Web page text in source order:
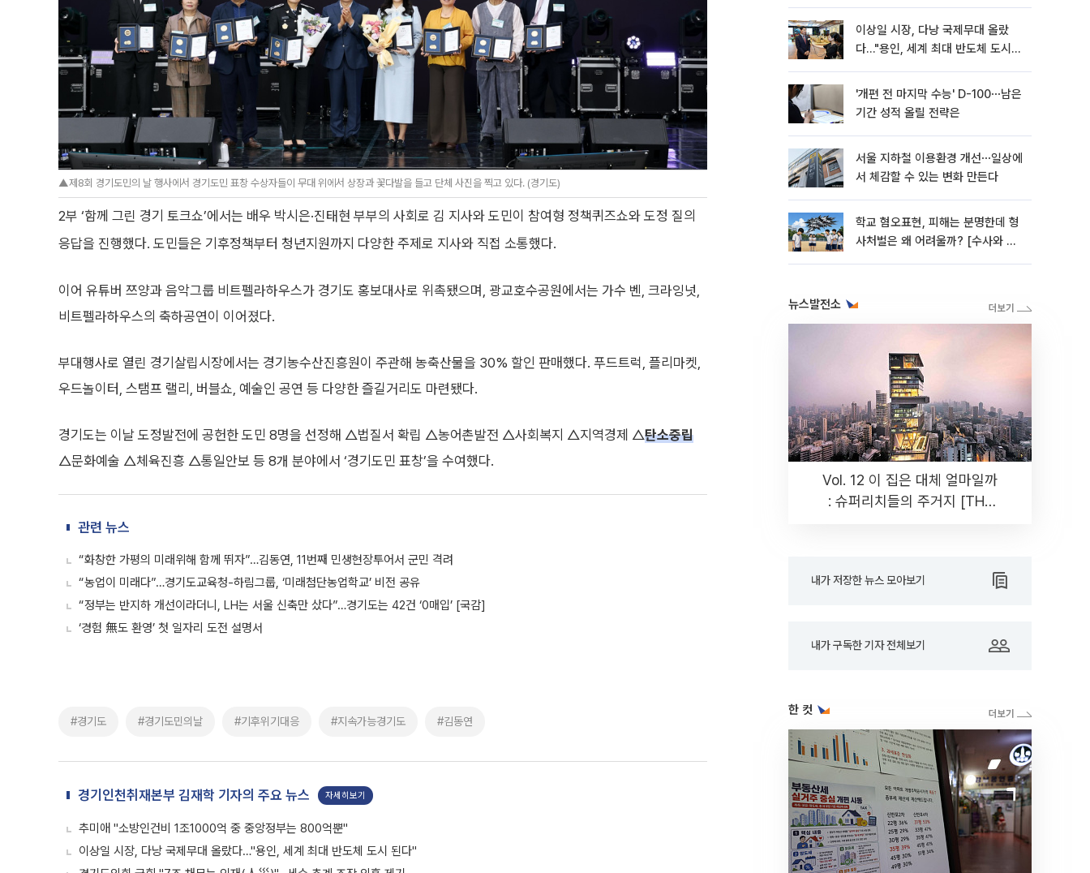
▲제8회 경기도민의 날 행사에서 경기도민 표창 수상자들이 무대 위에서 상장과 꽃다발을 들고 단체 사진을 찍고 있다. (경기도)
2부 ‘함께 그린 경기 토크쇼’에서는 배우 박시은·진태현 부부의 사회로 김 지사와 도민이 참여형 정책퀴즈쇼와 도정 질의
응답을 진행했다. 도민들은 기후정책부터 청년지원까지 다양한 주제로 지사와 직접 소통했다.
이어 유튜버 쯔양과 음악그룹 비트펠라하우스가 경기도 홍보대사로 위촉됐으며, 광교호수공원에서는 가수 벤, 크라잉넛,
비트펠라하우스의 축하공연이 이어졌다.
부대행사로 열린 경기살립시장에서는 경기농수산진흥원이 주관해 농축산물을 30% 할인 판매했다. 푸드트럭, 플리마켓,
우드놀이터, 스탬프 랠리, 버블쇼, 예술인 공연 등 다양한 즐길거리도 마련됐다.
경기도는 이날 도정발전에 공헌한 도민 8명을 선정해 △법질서 확립 △농어촌발전 △사회복지 △지역경제 △탄소중립
△문화예술 △체육진흥 △통일안보 등 8개 분야에서 ‘경기도민 표창’을 수여했다.
관련 뉴스
“화창한 가평의 미래위해 함께 뛰자”…김동연, 11번째 민생현장투어서 군민 격려
“농업이 미래다”…경기도교육청-하림그룹, ‘미래첨단농업학교’ 비전 공유
“정부는 반지하 개선이라더니, LH는 서울 신축만 샀다”…경기도는 42건 ‘0매입’ [국감]
‘경험 無도 환영’ 첫 일자리 도전 설명서
#경기도 #경기도민의날 #기후위기대응 #지속가능경기도 #김동연
경기인천취재본부 김재학 기자의 주요 뉴스 자세히보기
추미애 "소방인건비 1조1000억 중 중앙정부는 800억뿐"
이상일 시장, 다낭 국제무대 올랐다…"용인, 세계 최대 반도체 도시 된다"
이상일 시장, 다낭 국제무대 올랐
다…"용인, 세계 최대 반도체 도시
'개편 전 마지막 수능' D-100⋯남은
기간 성적 올릴 전략은
서울 지하철 이용환경 개선⋯일상에
서 체감할 수 있는 변화 만든다
학교 혐오표현, 피해는 분명한데 형
사처벌은 왜 어려울까? [수사와 재
뉴스발전소
Vol. 12 이 집은 대체 얼마일까
: 슈퍼리치들의 주거지 [THE
내가 저장한 뉴스 모아보기
내가 구독한 기자 전체보기
한 컷